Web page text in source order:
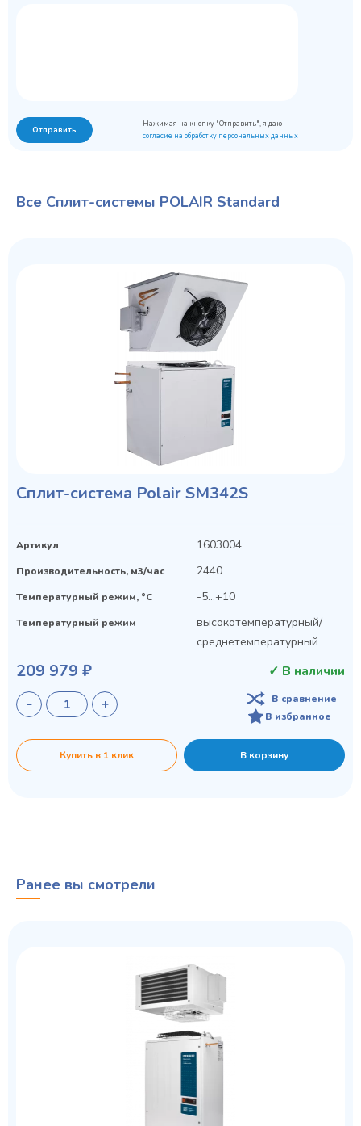
Отправить
Нажимая на кнопку "Отправить", я даю
согласие на обработку персональных данных
Все Сплит-системы POLAIR Standard
Сплит-система Polair SM342S
Артикул 1603004
Производительность, м3/час 2440
Температурный режим, °C -5...+10
Температурный режим
высокотемпературный/
среднетемпературный
209 979 ₽ ✓ В наличии
В сравнение
В избранное
Купить в 1 клик В корзину
Ранее вы смотрели